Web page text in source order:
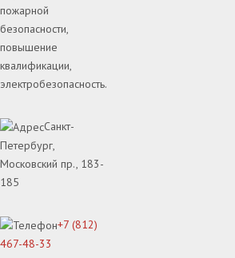
пожарной
безопасности,
повышение
квалификации,
электробезопасность.
Санкт-
Петербург,
Московский пр., 183-
185
+7 (812)
467-48-33